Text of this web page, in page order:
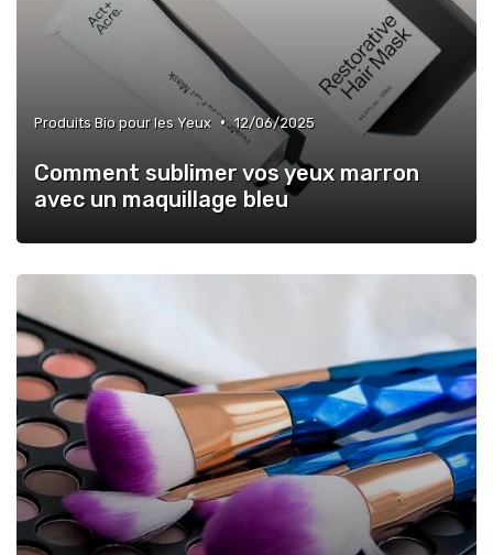
Produits Bio pour les Yeux • 12/06/2025
Comment sublimer vos yeux marron
avec un maquillage bleu